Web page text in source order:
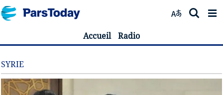
Accueil Radio
SYRIE